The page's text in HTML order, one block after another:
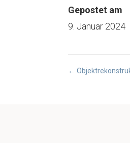
Gepostet am
9. Januar 2024
←